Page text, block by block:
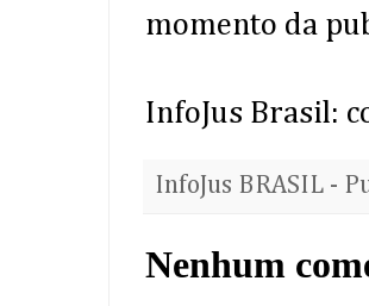
momento da
InfoJus Brasil:
InfoJus BRASIL -
Nenhum